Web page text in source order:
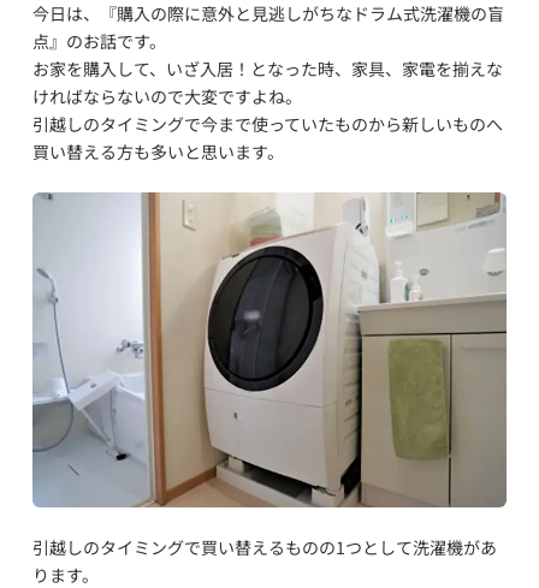
今日は、『購入の際に意外と見逃しがちなドラム式洗濯機の盲
点』のお話です。
お家を購入して、いざ入居！となった時、家具、家電を揃えな
ければならないので大変ですよね。
引越しのタイミングで今まで使っていたものから新しいものへ
買い替える方も多いと思います。
引越しのタイミングで買い替えるものの1つとして洗濯機があ
ります。